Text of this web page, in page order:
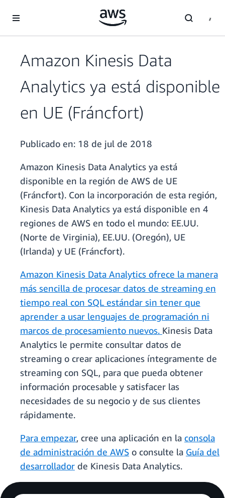
Amazon Kinesis Data
Analytics ya está disponible
en UE (Fráncfort)
Publicado en: 18 de jul de 2018
Amazon Kinesis Data Analytics ya está
disponible en la región de AWS de UE
(Fráncfort). Con la incorporación de esta región,
Kinesis Data Analytics ya está disponible en 4
regiones de AWS en todo el mundo: EE.UU.
(Norte de Virginia), EE.UU. (Oregón), UE
(Irlanda) y UE (Fráncfort).
Amazon Kinesis Data Analytics ofrece la manera
más sencilla de procesar datos de streaming en
tiempo real con SQL estándar sin tener que
aprender a usar lenguajes de programación ni
marcos de procesamiento nuevos. Kinesis Data
Analytics le permite consultar datos de
streaming o crear aplicaciones íntegramente de
streaming con SQL, para que pueda obtener
información procesable y satisfacer las
necesidades de su negocio y de sus clientes
rápidamente.
Para empezar, cree una aplicación en la consola
de administración de AWS o consulte la Guía del
desarrollador de Kinesis Data Analytics.